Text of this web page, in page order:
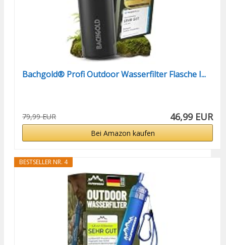
Bachgold® Profi Outdoor Wasserfilter Flasche I...
79,99 EUR 46,99 EUR
Bei Amazon kaufen
BESTSELLER NR. 4